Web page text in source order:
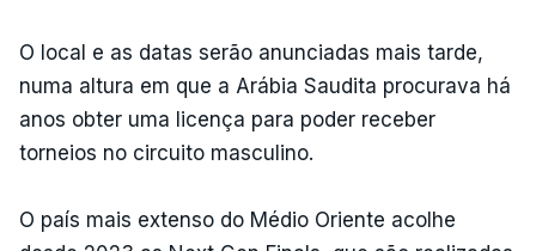
O local e as datas serão anunciadas mais tarde,
numa altura em que a Arábia Saudita procurava há
anos obter uma licença para poder receber
torneios no circuito masculino.
O país mais extenso do Médio Oriente acolhe